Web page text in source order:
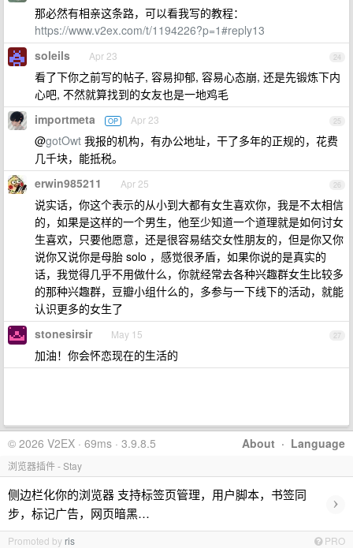
那必然有相亲这条路，可以看我写的教程：
https://www.v2ex.com/t/1194226?p=1#reply13
24
soleils Apr 23
看了下你之前写的帖子, 容易抑郁, 容易心态崩, 还是先锻炼下内
心吧, 不然就算找到的女友也是一地鸡毛
25
importmeta OP Apr 23
@gotOwt 我报的机构，有办公地址，干了多年的正规的，花费
几千块，能抵税。
26
erwin985211 Apr 25
说实话，你这个表示的从小到大都有女生喜欢你，我是不太相信
的，如果是这样的一个男生，他至少知道一个道理就是如何讨女
生喜欢，只要他愿意，还是很容易结交女性朋友的，但是你又你
说你又说你是母胎 solo ，感觉很矛盾，如果你说的是真实的
话，我觉得几乎不用做什么，你就经常去各种兴趣群女生比较多
的那种兴趣群，豆瓣小组什么的，多参与一下线下的活动，就能
认识更多的女生了
27
stonesirsir May 15
加油！你会怀恋现在的生活的
About · Language
© 2026 V2EX · 69ms · 3.9.8.5
浏览器插件 - Stay
侧边栏化你的浏览器 支持标签页管理，用户脚本，书签同
步，标记广告，网页暗黑…
›
Promoted by ris PRO